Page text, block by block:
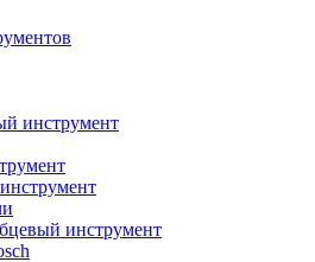
инструмент
инструмент